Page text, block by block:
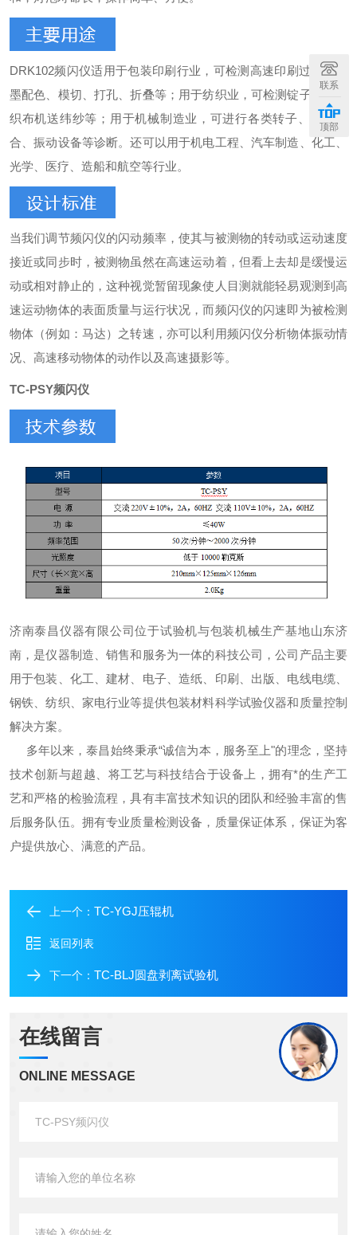
DRK102频闪仪适用于包装印刷行业，可检测高速印刷过程；油
墨配色、模切、打孔、折叠等；用于纺织业，可检测锭子转速和
织布机送纬纱等；用于机械制造业，可进行各类转子、齿轮啮
合、振动设备等诊断。还可以用于机电工程、汽车制造、化工、
光学、医疗、造船和航空等行业。
当我们调节频闪仪的闪动频率，使其与被测物的转动或运动速度
接近或同步时，被测物虽然在高速运动着，但看上去却是缓慢运
动或相对静止的，这种视觉暂留现象使人目测就能轻易观测到高
速运动物体的表面质量与运行状况，而频闪仪的闪速即为被检测
物体（例如：马达）之转速，亦可以利用频闪仪分析物体振动情
况、高速移动物体的动作以及高速摄影等。
TC-PSY频闪仪
济南泰昌仪器有限公司位于试验机与包装机械生产基地山东济
南，是仪器制造、销售和服务为一体的科技公司，公司产品主要
用于包装、化工、建材、电子、造纸、印刷、出版、电线电缆、
钢铁、纺织、家电行业等提供包装材料科学试验仪器和质量控制
解决方案。
多年以来，泰昌始终秉承“诚信为本，服务至上"的理念，坚持
技术创新与超越、将工艺与科技结合于设备上，拥有*的生产工
艺和严格的检验流程，具有丰富技术知识的团队和经验丰富的售
后服务队伍。拥有专业质量检测设备，质量保证体系，保证为客
户提供放心、满意的产品。
上一个： TC-YGJ压辊机
返回列表
下一个： TC-BLJ圆盘剥离试验机
在线留言
ONLINE MESSAGE
联系
顶部